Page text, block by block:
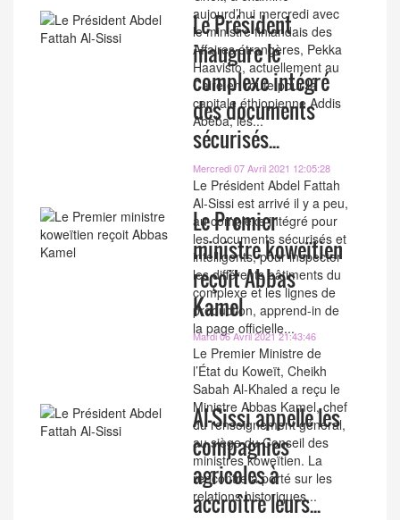
aujourd’hui mercredi avec
le ministre finlandais des
Affaires étrangères, Pekka
Haavisto, actuellement au
Caire en route pour la
capitale éthiopienne Addis
Abeba, les...
Le Président
inaugure le
complexe intégré
des documents
sécurisés...
Mercredi 07 Avril 2021 12:05:28
Le Président Abdel Fattah
Al-Sissi est arrivé il y a peu,
au complexe intégré pour
les documents sécurisés et
intelligents, pour inspecter
les différents bâtiments du
complexe et les lignes de
production, apprend-in de
la page officielle...
Le Premier
ministre koweïtien
reçoit Abbas
Kamel
Mardi 06 Avril 2021 21:43:46
Le Premier Ministre de
l’État du Koweït, Cheikh
Sabah Al-Khaled a reçu le
Ministre Abbas Kamel, chef
du renseignement général,
au siège du Conseil des
ministres koweïtien. La
rencontre a porté sur les
relations historiques...
Al-Sissi appelle les
compagnies
agricoles à
accroître leurs...